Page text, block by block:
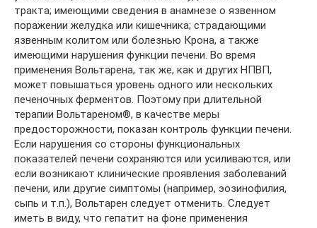
тракта; имеющими сведения в анамнезе о язвенном
поражении желудка или кишечника; страдающими
язвенным колитом или болезнью Крона, а также
имеющими нарушения функции печени. Во время
применения Вольтарена, так же, как и других НПВП,
может повышаться уровень одного или нескольких
печеночных ферментов. Поэтому при длительной
терапии Вольтареном®, в качестве меры
предосторожности, показан контроль функции печени.
Если нарушения со стороны функциональных
показателей печени сохраняются или усиливаются, или
если возникают клинические проявления заболеваний
печени, или другие симптомы (например, эозинофилия,
сыпь и т.п.), Вольтарен следует отменить. Следует
иметь в виду, что гепатит на фоне применения